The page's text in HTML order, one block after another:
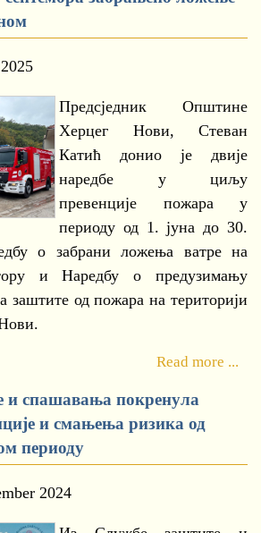
Предсједник Општине
Херцег Нови, Стеван
Катић донио је двије
наредбе у циљу
превенције пожара у
периоду од 1. јуна до 30.
о забрани ложења ватре на
и Наредбу о предузимању
заштите од пожара на територији
Read more ...
и спашавања покренула
и смањења ризика од
периоду
2024